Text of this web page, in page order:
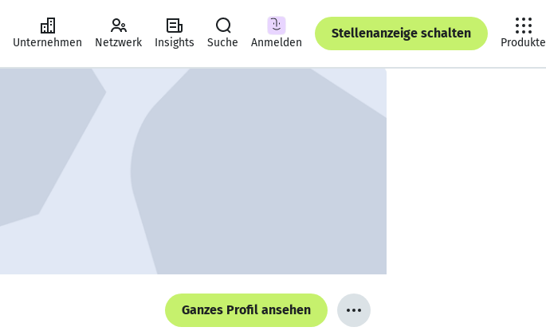
Unternehmen Netzwerk Insights Suche Anmelden
Stellenanzeige schalten
Produkte
Ganzes Profil ansehen